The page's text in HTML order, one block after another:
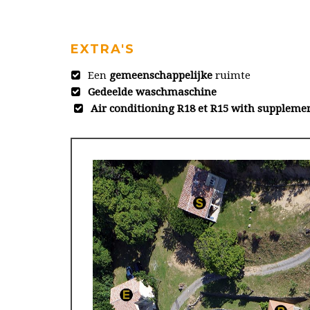
EXTRA'S
Een gemeenschappelijke ruimte
Gedeelde waschmaschine
Air conditioning R18 et R15 with